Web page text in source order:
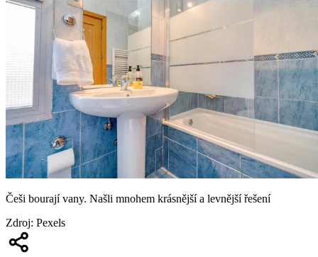
Češi bourají vany. Našli mnohem krásnější a levnější řešení
Zdroj: Pexels